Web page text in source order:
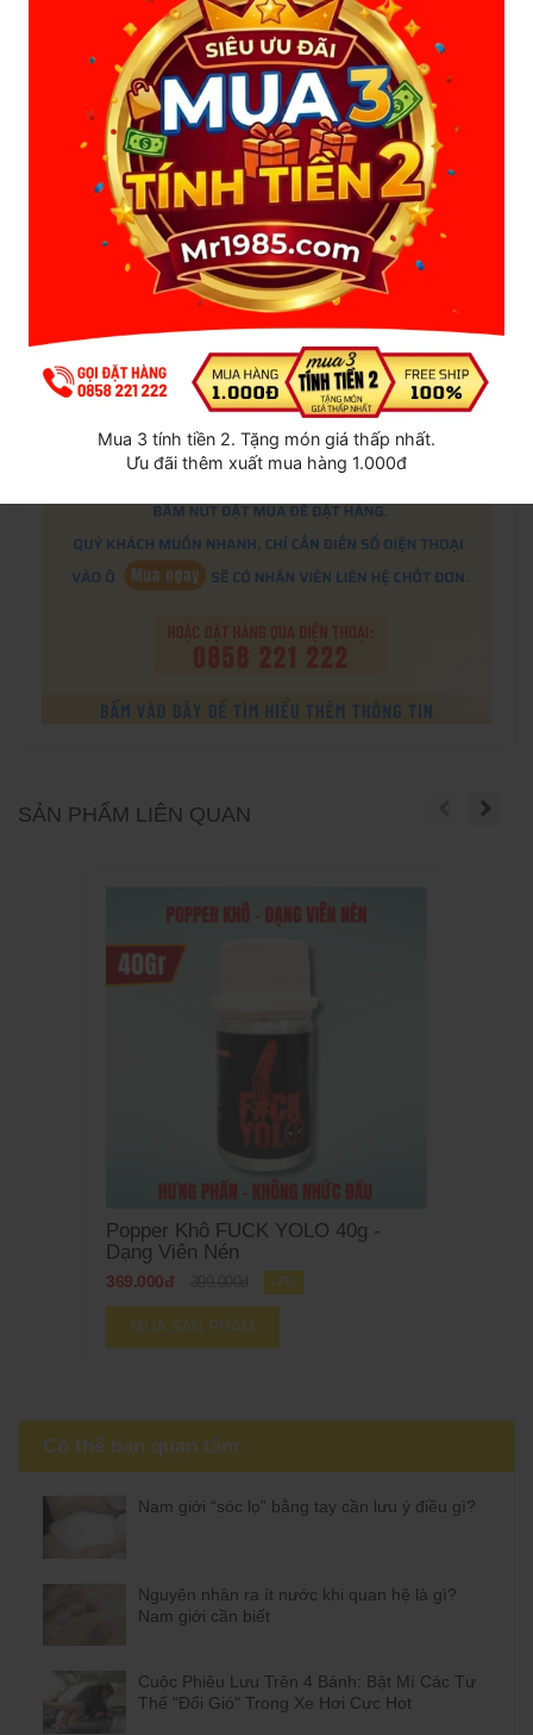
giây rồi tiếp tục với bên mũi còn lại .
Khi popper có tác dụng sẽ làm đầu óc nhẹ lại, tim đập
nhanh hơn, làm tăng cảm giác khi quan hệ. Ngoài ra popper
còn giúp giãn cơ vòng hậu môn làm cho Top dễ đưa dương
vật vào trong hơn, tăng cảm giác cho Bot khi quan hệ qua
đường hậu môn.
Lưu trữ nơi thoáng mát sẽ dùng được lâu hơn và đóng nắp
lại sau khi sử dụng.
SẢN PHẨM LIÊN QUAN
Popper Khô FUCK YOLO 40g -
Dạng Viên Nén
369.000đ -7%
MUA SẢN PHẨM
Có thể bạn quan tâm
Nam giới “sóc lọ” bằng tay cần lưu ý điều gì?
Nguyên nhân ra ít nước khi quan hệ là gì?
Nam giới cần biết
Cuộc Phiêu Lưu Trên 4 Bánh: Bật Mí Các Tư
Thế "Đổi Gió" Trong Xe Hơi Cực Hot
Mua 3 tính tiền 2. Tặng món giá thấp nhất.
Ưu đãi thêm xuất mua hàng 1.000đ